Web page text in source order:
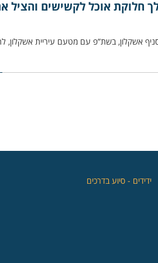
חלוקת אוכל לקשישים והציל
אשקלון, בשת”פ עם מטעם עיריית אשקלון,
‏ידידים - סיוע בדרכים